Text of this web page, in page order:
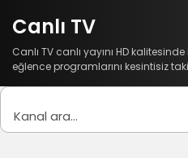
Canlı TV
Canlı TV canlı yayını HD
eğlence programlarını kesintisiz